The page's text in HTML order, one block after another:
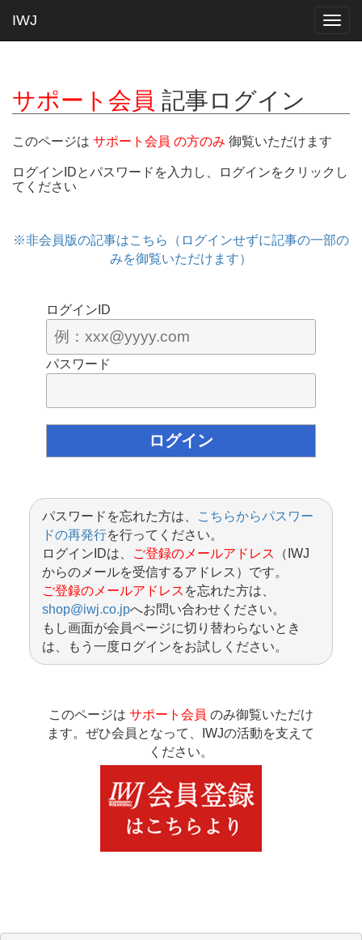
IWJ
サポート会員 記事ログイン
このページは サポート会員 の方のみ 御覧いただけます
ログインIDとパスワードを入力し、ログインをクリックし
てください
※非会員版の記事はこちら（ログインせずに記事の一部の
みを御覧いただけます）
ログインID
パスワード
パスワードを忘れた方は、
こちらからパスワー
ドの再発行を行ってください。
ログインIDは、
ご登録のメールアドレス
（IWJ
からのメールを受信するアドレス）です。
ご登録のメールアドレス を忘れた方は、
shop@iwj.co.jpへお問い合わせください。
もし画面が会員ページに切り替わらないとき
は、もう一度ログインをお試しください。
このページは サポート会員 のみ御覧いただけ
ます。ぜひ会員となって、IWJの活動を支えて
ください。